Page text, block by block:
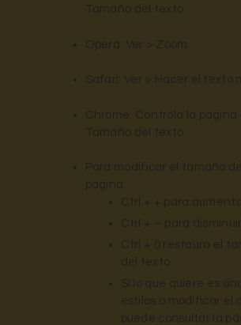
Tamaño del texto
Opera: Ver > Zoom
Safari: Ver > Hacer el texto
Chrome: Controla la página
Tamaño del texto
Para modificar el tamaño
página:
Ctrl + + para
Ctrl + – para
Ctrl + 0 restaura el
del texto
Si lo que quiere es
estilos o modificar el
puede consultar la